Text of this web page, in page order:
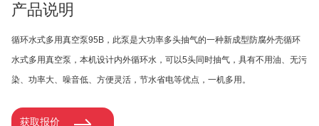
产品说明
循环水式多用真空泵95B，此泵是大功率多头抽气的一种新成型防腐外壳循环
水式多用真空泵，本机设计内外循环水，可以5头同时抽气，具有不用油、无污
染、功率大、噪音低、方便灵活，节水省电等优点，一机多用。
获取报价